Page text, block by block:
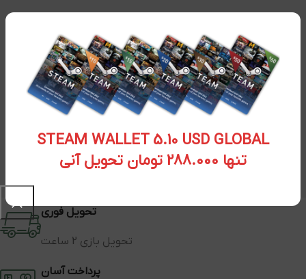
STEAM WALLET 5.10 USD GLOBAL
تنها 288.000 تومان تحویل آنی
تحویل فوری
تحویل بازی 2 ساعت
پرداخت آسان